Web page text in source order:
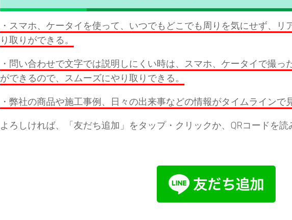
・スマホ、ケータイを使って、いつでもどこでも周りを気にせず、リ
り取りができる。
・問い合わせで文字では説明しにくい時は、スマホ、ケータイで撮っ
ができるので、スムーズにやり取りできる。
・弊社の商品や施工事例、日々の出来事などの情報がタイムラインで
よろしければ、「友だち追加」をタップ・クリックか、QRコードを読